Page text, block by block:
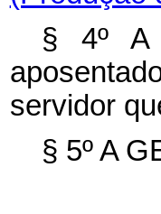
§ 4º A
servidor
§ 5º A